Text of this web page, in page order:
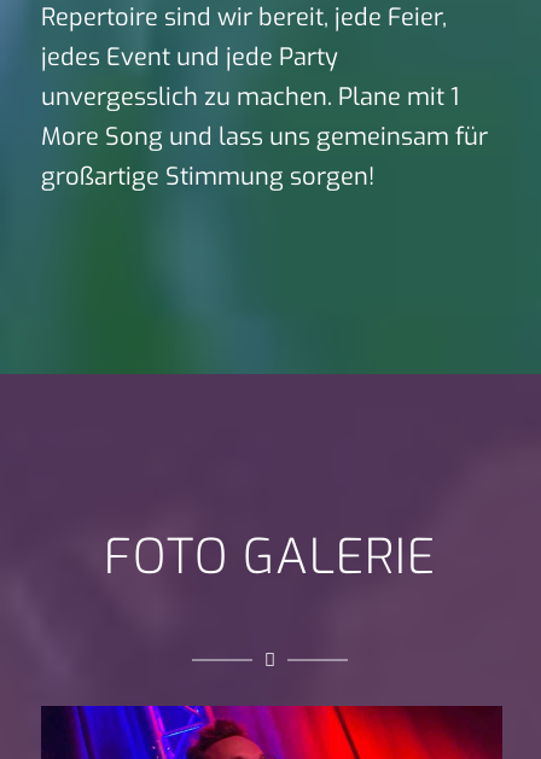
Repertoire sind wir bereit, jede Feier,
jedes Event und jede Party
unvergesslich zu machen. Plane mit 1
More Song und lass uns gemeinsam für
großartige Stimmung sorgen!
FOTO GALERIE